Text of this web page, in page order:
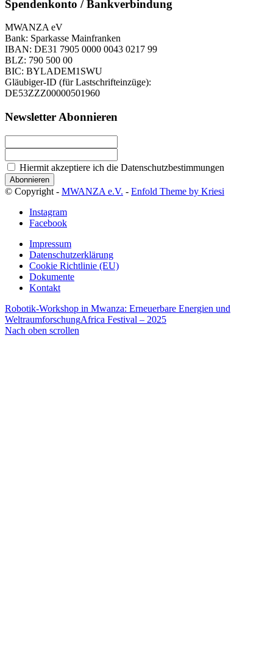
Spendenkonto / Bankverbindung
MWANZA eV
Bank: Sparkasse Mainfranken
IBAN: DE31 7905 0000 0043 0217 99
BLZ: 790 500 00
BIC: BYLADEM1SWU
Gläubiger-ID (für Lastschrifteinzüge):
DE53ZZZ00000501960
Newsletter Abonnieren
Hiermit akzeptiere ich die Datenschutzbestimmungen
© Copyright - MWANZA e.V. - Enfold Theme by Kriesi
Instagram
Facebook
Impressum
Datenschutzerklärung
Cookie Richtlinie (EU)
Dokumente
Kontakt
Robotik-Workshop in Mwanza: Erneuerbare Energien und
WeltraumforschungAfrica Festival – 2025
Nach oben scrollen